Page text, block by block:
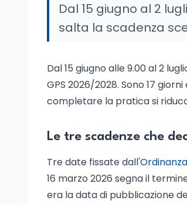
Dal 15 giugno al 2
salta la scadenza
Dal 15 giugno alle 9.00 al 2
GPS 2026/2028. Sono 17
completare la pratica si
Le tre scadenze che
Tre date fissate dall'
16 marzo 2026 segna il
era la data di pubblicazione